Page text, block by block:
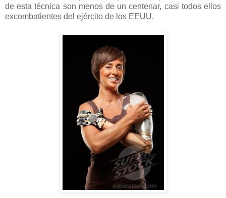
de esta técnica son menos de un centenar, casi todos ellos
excombatientes del ejército de los EEUU.